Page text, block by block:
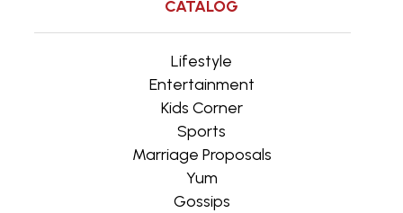
CATALOG
Lifestyle
Entertainment
Kids Corner
Sports
Marriage Proposals
Yum
Gossips